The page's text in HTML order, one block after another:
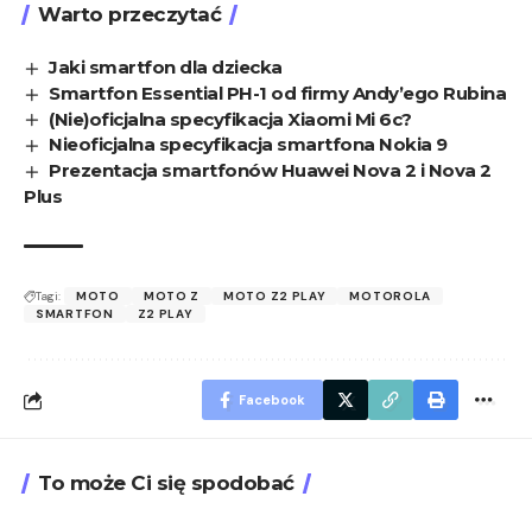
Warto przeczytać
Jaki smartfon dla dziecka
Smartfon Essential PH-1 od firmy Andy’ego Rubina
(Nie)oficjalna specyfikacja Xiaomi Mi 6c?
Nieoficjalna specyfikacja smartfona Nokia 9
Prezentacja smartfonów Huawei Nova 2 i Nova 2
Plus
Tagi: MOTO MOTO Z MOTO Z2 PLAY
MOTOROLA
SMARTFON
Z2 PLAY
Facebook
To może Ci się spodobać